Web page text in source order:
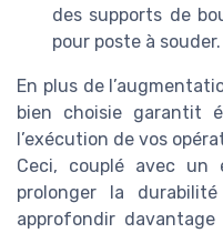
des supports de
pour poste à souder.
En plus de
bien choisie garantit
l’exécution de vos
Ceci, couplé avec un
prolonger la
approfondir